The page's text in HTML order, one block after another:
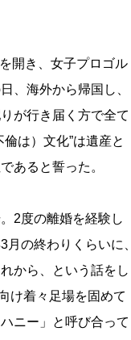
開き、女子プロゴル
、海外から帰国し、
が行き届く方で全て
は）文化”は遺産と
あると誓った。
2度の離婚を経験し
の終わりくらいに、
から、という話をし
け着々足場を固めて
ニー」と呼び合って